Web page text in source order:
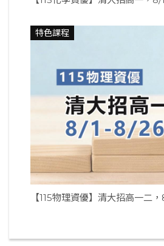
特色課程
【115物理資優】清大招高一二